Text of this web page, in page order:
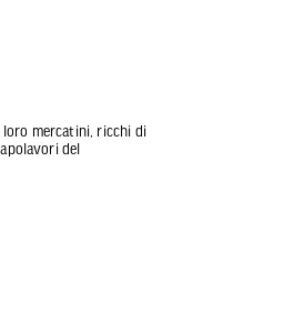
loro mercatini, ricchi di
del